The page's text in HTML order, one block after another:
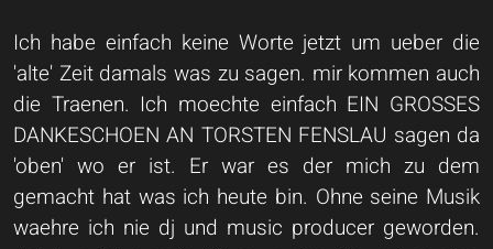
Ich habe einfach keine Worte jetzt um ueber die
'alte' Zeit damals was zu sagen. mir kommen auch
die Traenen. Ich moechte einfach EIN GROSSES
DANKESCHOEN AN TORSTEN FENSLAU sagen da
'oben' wo er ist. Er war es der mich zu dem
gemacht hat was ich heute bin. Ohne seine Musik
waehre ich nie dj und music producer geworden.